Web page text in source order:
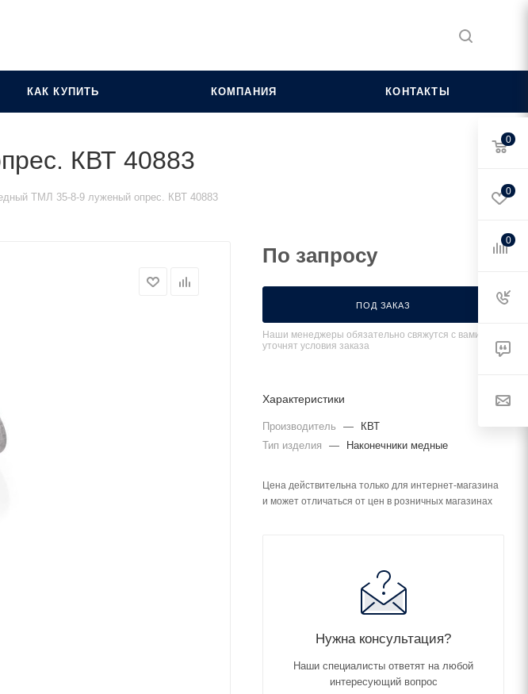
КАК КУПИТЬ КОМПАНИЯ КОНТАКТЫ
КВТ 40883
ТМЛ 35-8-9 луженый опрес. КВТ 40883
По запросу
ПОД ЗАКАЗ
Наши менеджеры обязательно свяжутся с вами и
уточнят условия заказа
Характеристики
Производитель —
КВТ
Тип изделия
— Наконечники медные
Цена действительна только для интернет-магазина
и может отличаться от цен в розничных магазинах
Нужна консультация?
Наши специалисты ответят на любой
интересующий вопрос
0
0
0